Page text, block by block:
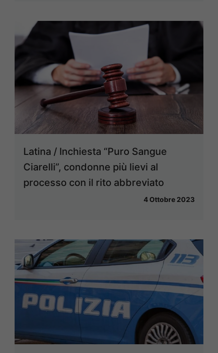
Latina / Inchiesta “Puro Sangue
Ciarelli”, condonne più lievi al
processo con il rito abbreviato
4 Ottobre 2023